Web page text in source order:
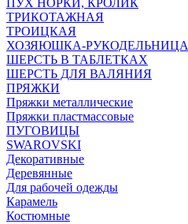
ПУХ НОРКИ, КРОЛИК
ТРИКОТАЖНАЯ
ТРОИЦКАЯ
ХОЗЯЮШКА-РУКОДЕЛЬНИЦА
ШЕРСТЬ В ТАБЛЕТКАХ
ШЕРСТЬ ДЛЯ ВАЛЯНИЯ
ПРЯЖКИ
Пряжки металлические
Пряжки пластмассовые
ПУГОВИЦЫ
SWAROVSKI
Декоративные
Деревянные
Для рабочей одежды
Карамель
Костюмные